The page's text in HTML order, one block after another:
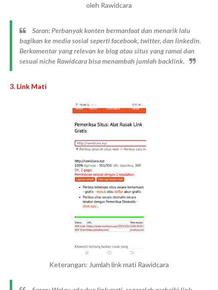
oleh Rawidcara
Saran: Perbanyak konten bermanfaat dan menarik lalu
bagikan ke media sosial seperti facebook, twitter, dan linkedin.
Berkomentar yang relevan ke blog atau situs yang ramai dan
sesuai niche Rawidcara bisa menambah jumlah backlink.
3. Link Mati
Keterangan: Jumlah link mati Rawidcara